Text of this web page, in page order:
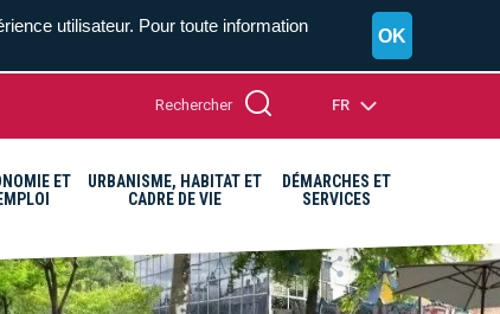
Rechercher FR
ET
URBANISME, HABITAT ET
CADRE DE VIE
DÉMARCHES ET
SERVICES
A= A- A+
utilisateur. Pour toute information
OK